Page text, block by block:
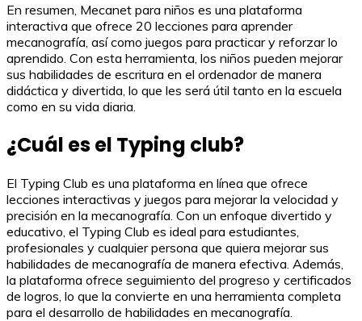
En resumen, Mecanet para niños es una plataforma
interactiva que ofrece 20 lecciones para aprender
mecanografía, así como juegos para practicar y reforzar lo
aprendido. Con esta herramienta, los niños pueden mejorar
sus habilidades de escritura en el ordenador de manera
didáctica y divertida, lo que les será útil tanto en la escuela
como en su vida diaria.
¿Cuál es el Typing club?
El Typing Club es una plataforma en línea que ofrece
lecciones interactivas y juegos para mejorar la velocidad y
precisión en la mecanografía. Con un enfoque divertido y
educativo, el Typing Club es ideal para estudiantes,
profesionales y cualquier persona que quiera mejorar sus
habilidades de mecanografía de manera efectiva. Además,
la plataforma ofrece seguimiento del progreso y certificados
de logros, lo que la convierte en una herramienta completa
para el desarrollo de habilidades en mecanografía.